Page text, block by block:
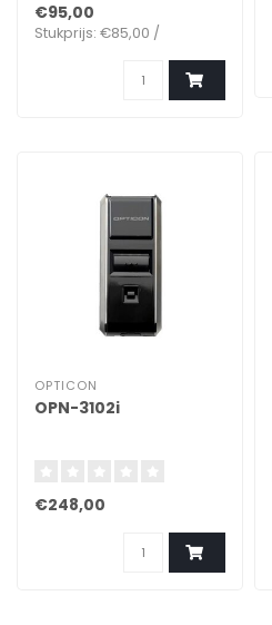
€95,00
Stukprijs: €85,00 /
OPTICON
OPN-3102i
€248,00